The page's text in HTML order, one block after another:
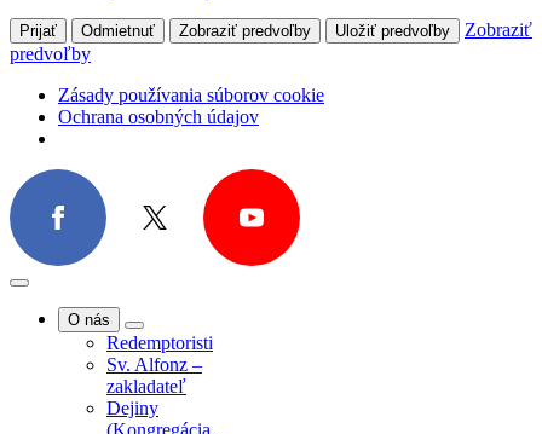
Prijať Odmietnuť Zobraziť predvoľby Uložiť predvoľby
Zobraziť
predvoľby
Zásady používania súborov cookie
Ochrana osobných údajov
O nás
Redemptoristi
Sv. Alfonz –
zakladateľ
Dejiny